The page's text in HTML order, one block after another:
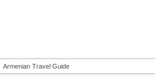
Armenian Travel Guide